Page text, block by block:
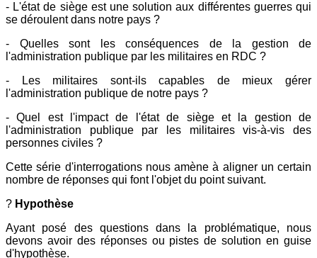
- L'état de siège est une solution aux différentes guerres qui
se déroulent dans notre pays ?
- Quelles sont les conséquences de la gestion de
l'administration publique par les militaires en RDC ?
- Les militaires sont-ils capables de mieux gérer
l'administration publique de notre pays ?
- Quel est l'impact de l'état de siège et la gestion de
l'administration publique par les militaires vis-à-vis des
personnes civiles ?
Cette série d'interrogations nous amène à aligner un certain
nombre de réponses qui font l'objet du point suivant.
? Hypothèse
Ayant posé des questions dans la problématique, nous
devons avoir des réponses ou pistes de solution en guise
d'hypothèse.